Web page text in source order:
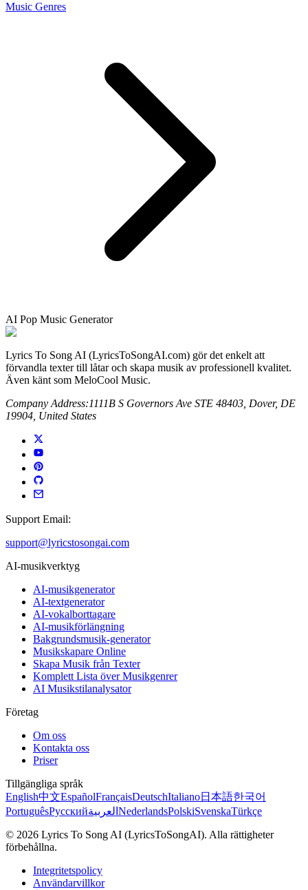
Music Genres
AI Pop Music Generator
Lyrics To Song AI (LyricsToSongAI.com) gör det enkelt att
förvandla texter till låtar och skapa musik av professionell kvalitet.
Även känt som MeloCool Music.
Company Address:1111B S Governors Ave STE 48403, Dover, DE
19904, United States
Support Email:
support@lyricstosongai.com
AI-musikverktyg
AI-musikgenerator
AI-textgenerator
AI-vokalborttagare
AI-musikförlängning
Bakgrundsmusik-generator
Musikskapare Online
Skapa Musik från Texter
Komplett Lista över Musikgenrer
AI Musikstilanalysator
Företag
Om oss
Kontakta oss
Priser
Tillgängliga språk
English中文EspañolFrançaisDeutschItaliano日本語한국어
PortuguêsРусскийالعربية NederlandsPolskiSvenskaTürkçe
© 2026 Lyrics To Song AI (LyricsToSongAI). Alla rättigheter
förbehållna.
Integritetspolicy
Användarvillkor